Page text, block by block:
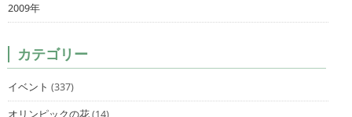
2009年
カテゴリー
イベント (337)
オリンピックの花(14)